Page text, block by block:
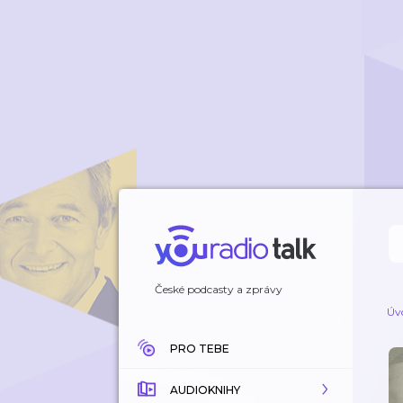
České podcasty a zprávy
PRO TEBE
AUDIOKNIHY